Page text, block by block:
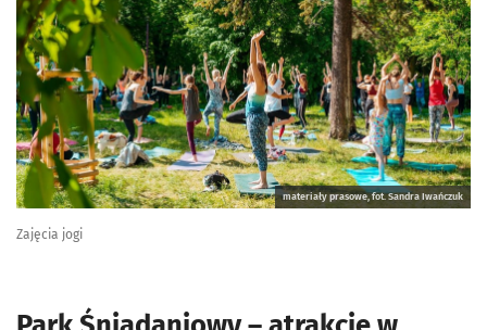
materiały prasowe, fot. Sandra Iwańczuk
Zajęcia jogi